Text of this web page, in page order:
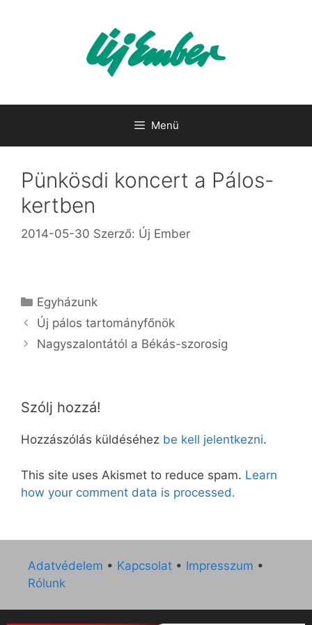
Menü
Pünkösdi koncert a Pálos-
kertben
2014-05-30 Szerző: Új Ember
Kategória
Egyházunk
Új pálos tartományfőnök
Nagyszalontától a Békás-szorosig
Szólj hozzá!
Hozzászólás küldéséhez be kell jelentkezni.
This site uses Akismet to reduce spam. Learn
how your comment data is processed.
Adatvédelem • Kapcsolat • Impresszum •
Rólunk